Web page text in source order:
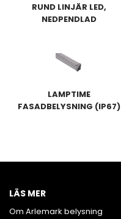
RUND LINJÄR LED,
NEDPENDLAD
LAMPTIME
FASADBELYSNING (IP67)
LÄS MER
Om Arlemark belysning